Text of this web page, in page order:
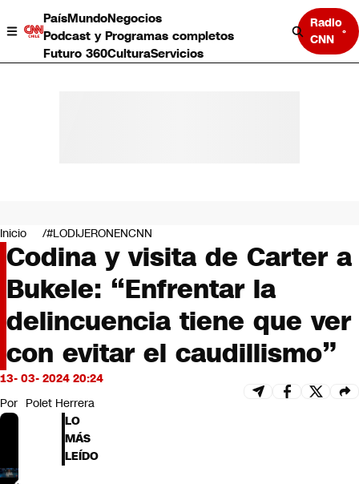
PaísMundoNegocios
Podcast y Programas completos
Futuro 360CulturaServicios
Radio
CNN
Negocios
Deportes
Programas completos
Cultura
Servicios
Bits
CNN tiempo
Futuro 360
Inicio #LODIJERONENCNN
Codina y visita de Carter a
Bukele: “Enfrentar la
delincuencia tiene que ver
con evitar el caudillismo”
13- 03- 2024 20:24
Por Polet Herrera
LO
MÁS
LEÍDO